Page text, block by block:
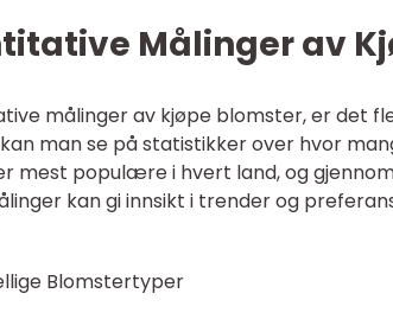
Målinger av
målinger av kjøpe blomster, er det
man se på statistikker over hvor
mest populære i hvert land, og
kan gi innsikt i trender og
Blomstertyper